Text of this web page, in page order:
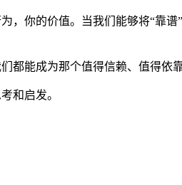
，你的价值。当我们能够将“靠
能成为那个值得信赖、值得依
和启发。